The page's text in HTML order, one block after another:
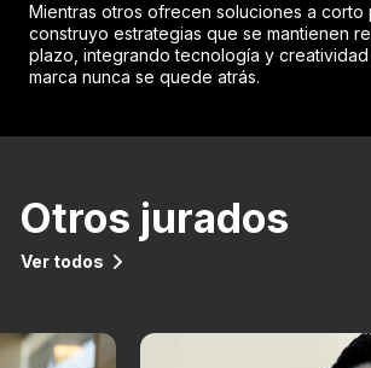
Mientras otros ofrecen soluciones a corto
construyo estrategias que se mantienen
plazo, integrando tecnología y
marca nunca se quede atrás.
Otros jurados
Ver todos